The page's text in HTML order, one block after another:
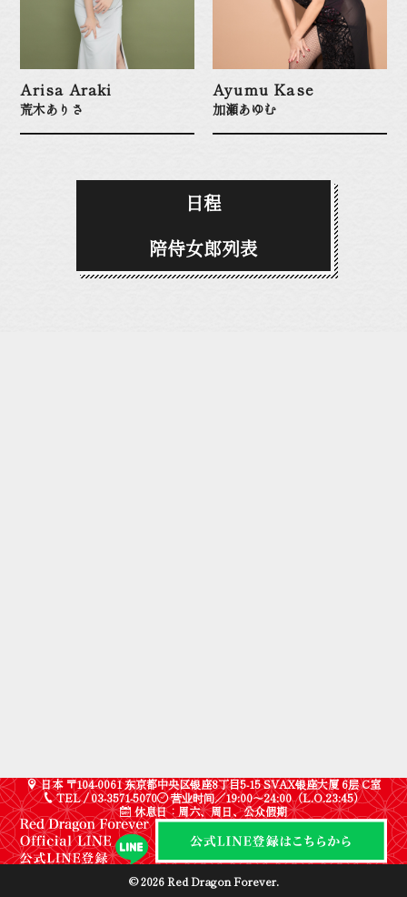
Arisa Araki
荒木ありさ
Ayumu Kase
加瀬あゆむ
日程
陪侍女郎列表
日本 〒104-0061 东京都中央区银座8丁目5-15 SVAX银座大厦 6层 C室
TEL / 03-3571-5070
营业时间／19:00〜24:00（L.O.23:45）
休息日：周六、周日、公众假期
© 2026 Red Dragon Forever.